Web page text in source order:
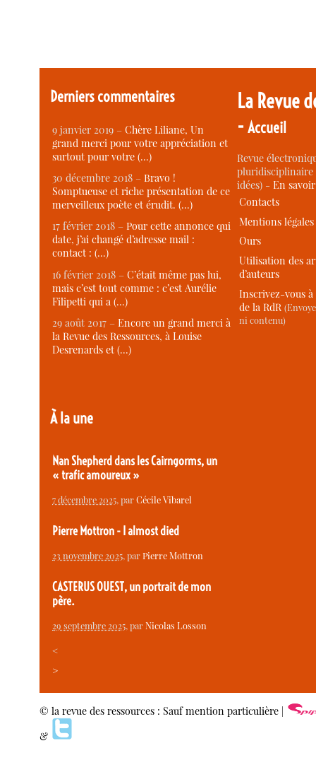
Derniers commentaires
9 janvier 2019 –Chère Liliane, Un
grand merci pour votre appréciation et
surtout pour votre (…)
30 décembre 2018 –Bravo !
Somptueuse et riche présentation de ce
merveilleux poète et érudit. (…)
17 février 2018 –Pour cette annonce qui
date, j’ai changé d’adresse mail :
contact : (…)
16 février 2018 –C’était même pas lui,
mais c’est tout comme : c’est Aurélie
Filipetti qui a (…)
29 août 2017 –Encore un grand merci à
la Revue des Ressources, à Louise
Desrenards et (…)
À la une
Nan Shepherd dans les Cairngorms, un
« trafic amoureux »
7 décembre 2025, parCécile Vibarel
Pierre Mottron - I almost died
23 novembre 2025, parPierre Mottron
CASTERUS OUEST, un portrait de mon
père.
29 septembre 2025, parNicolas Losson
<
>
La Revue
-Accueil
Revue
idées) -En
Contacts
Mentions légales
Ours
Utilisation des
d’auteurs
Inscrivez-vous
de la RdR
ni contenu)
© la revue des ressources : Sauf mention particulière |
&